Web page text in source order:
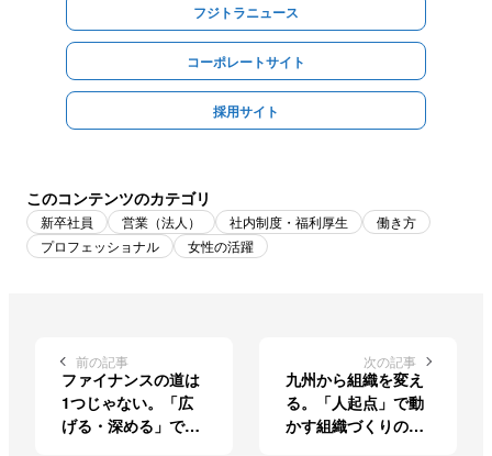
フジトラニュース
コーポレートサイト
採用サイト
このコンテンツのカテゴリ
新卒社員 営業（法人） 社内制度・福利厚生
働き方
プロフェッショナル
女性の活躍
前の記事
ファイナンスの道は
1つじゃない。「広
げる・深める」で多
次の記事
九州から組織を変え
る。「人起点」で動
かす組織づくりの実